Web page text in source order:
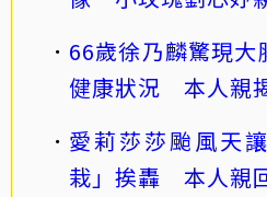
66歲徐乃麟驚現大
健康狀況 本人親
愛莉莎莎颱風天
栽」挨轟 本人親